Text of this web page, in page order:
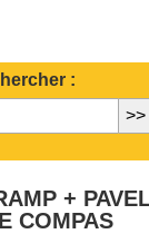
:
+
COMPAS